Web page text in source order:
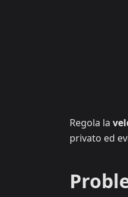
Regola la
privato ed